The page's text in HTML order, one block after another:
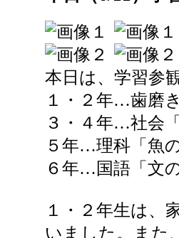
本日は、学習参
１・２年…歯磨
３・４年…社会
５年…理科「魚
６年…国語「文
１・２年生は、
いました。また